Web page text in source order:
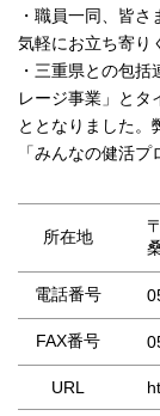
・職員一同、皆
気軽にお立ち寄り
・三重県との包
レージ事業」とタ
ととなりました。
「みんなの健活
所在地
電話番号
FAX番号
URL